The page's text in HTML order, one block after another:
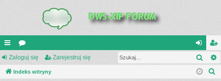
UI
C
or
a
al
og
ar
ej
Zaloguj się Zarejestruj się
Indeks witryny